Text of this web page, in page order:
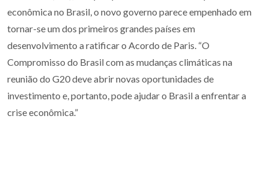
econômica no Brasil, o novo governo parece empenhado em
tornar-se um dos primeiros grandes países em
desenvolvimento a ratificar o Acordo de Paris. “O
Compromisso do Brasil com as mudanças climáticas na
reunião do G20 deve abrir novas oportunidades de
investimento e, portanto, pode ajudar o Brasil a enfrentar a
crise econômica.”